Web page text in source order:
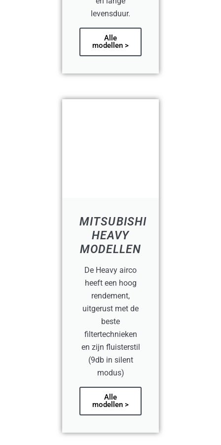
levensduur.
Alle
modellen >
MITSUBISHI
HEAVY
MODELLEN
De Heavy airco
heeft een hoog
rendement,
uitgerust met de
beste
filtertechnieken
en zijn fluisterstil
(9db in silent
modus)
Alle
modellen >